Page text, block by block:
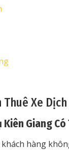
Xe
Kiên Giang Có
hàng